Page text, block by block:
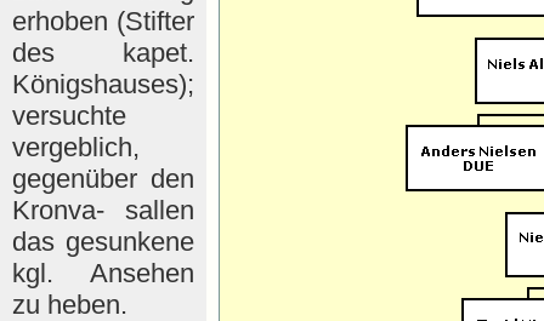
erhoben (Stifter
des kapet.
Königshauses);
versuchte
vergeblich,
gegenüber den
Kronva- sallen
das gesunkene
kgl. Ansehen
zu heben.